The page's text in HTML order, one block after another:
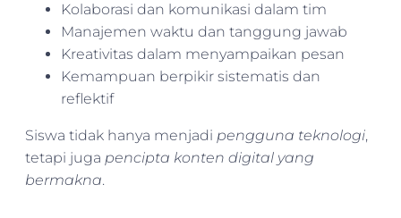
Kolaborasi dan komunikasi dalam tim
Manajemen waktu dan tanggung jawab
Kreativitas dalam menyampaikan pesan
Kemampuan berpikir sistematis dan
reflektif
Siswa tidak hanya menjadi pengguna teknologi,
tetapi juga pencipta konten digital yang
bermakna.